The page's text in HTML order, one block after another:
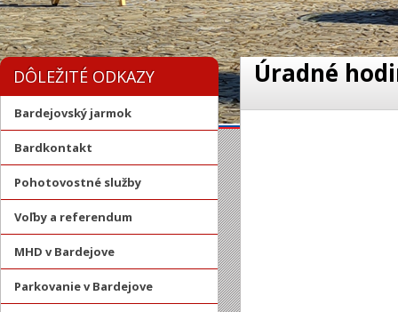
DÔLEŽITÉ ODKAZY
Bardejovský jarmok
Bardkontakt
Pohotovostné služby
Voľby a referendum
MHD v Bardejove
Parkovanie v Bardejove
Úradné